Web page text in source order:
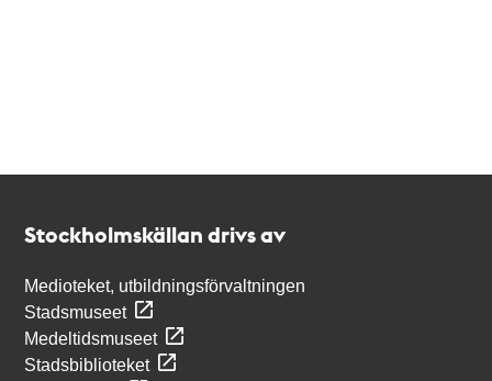
Stockholmskällan drivs av
Medioteket, utbildningsförvaltningen
Stadsmuseet
Medeltidsmuseet
Stadsbiblioteket